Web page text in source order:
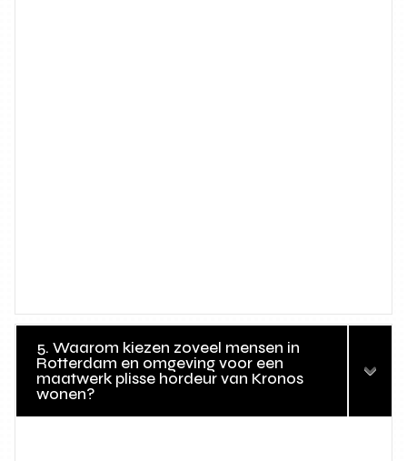
5. Waarom kiezen zoveel mensen in
Rotterdam en omgeving voor een
maatwerk plisse hordeur van Kronos
wonen?